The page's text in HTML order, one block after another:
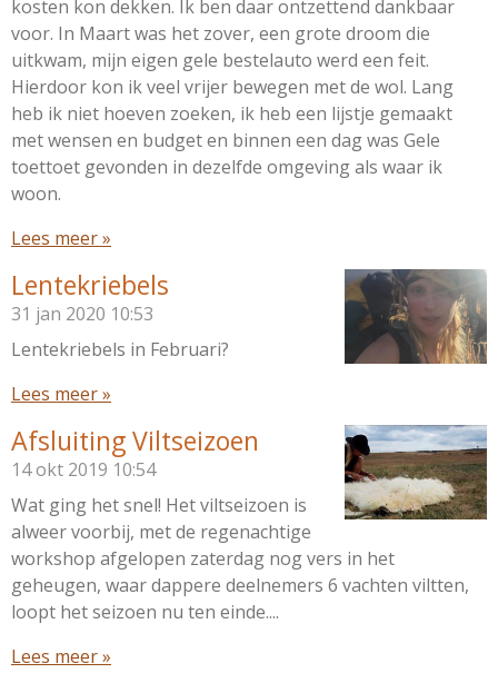
kosten kon dekken. Ik ben daar ontzettend dankbaar
voor. In Maart was het zover, een grote droom die
uitkwam, mijn eigen gele bestelauto werd een feit.
Hierdoor kon ik veel vrijer bewegen met de wol. Lang
heb ik niet hoeven zoeken, ik heb een lijstje gemaakt
met wensen en budget en binnen een dag was Gele
toettoet gevonden in dezelfde omgeving als waar ik
woon.
Lees meer »
Lentekriebels
31 jan 2020 10:53
Lentekriebels in Februari?
Lees meer »
Afsluiting Viltseizoen
14 okt 2019 10:54
Wat ging het snel! Het viltseizoen is
alweer voorbij, met de regenachtige
workshop afgelopen zaterdag nog vers in het
geheugen, waar dappere deelnemers 6 vachten viltten,
loopt het seizoen nu ten einde....
Lees meer »